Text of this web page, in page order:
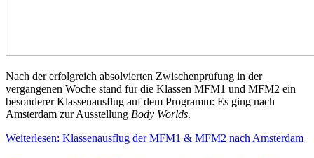
Nach der erfolgreich absolvierten Zwischenprüfung in der
vergangenen Woche stand für die Klassen MFM1 und MFM2 ein
besonderer Klassenausflug auf dem Programm: Es ging nach
Amsterdam zur Ausstellung Body Worlds.
Weiterlesen: Klassenausflug der MFM1 & MFM2 nach Amsterdam